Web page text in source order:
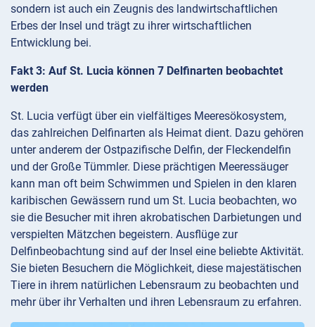
sondern ist auch ein Zeugnis des landwirtschaftlichen
Erbes der Insel und trägt zu ihrer wirtschaftlichen
Entwicklung bei.
Fakt 3: Auf St. Lucia können 7 Delfinarten beobachtet
werden
St. Lucia verfügt über ein vielfältiges Meeresökosystem,
das zahlreichen Delfinarten als Heimat dient. Dazu gehören
unter anderem der Ostpazifische Delfin, der Fleckendelfin
und der Große Tümmler. Diese prächtigen Meeressäuger
kann man oft beim Schwimmen und Spielen in den klaren
karibischen Gewässern rund um St. Lucia beobachten, wo
sie die Besucher mit ihren akrobatischen Darbietungen und
verspielten Mätzchen begeistern. Ausflüge zur
Delfinbeobachtung sind auf der Insel eine beliebte Aktivität.
Sie bieten Besuchern die Möglichkeit, diese majestätischen
Tiere in ihrem natürlichen Lebensraum zu beobachten und
mehr über ihr Verhalten und ihren Lebensraum zu erfahren.